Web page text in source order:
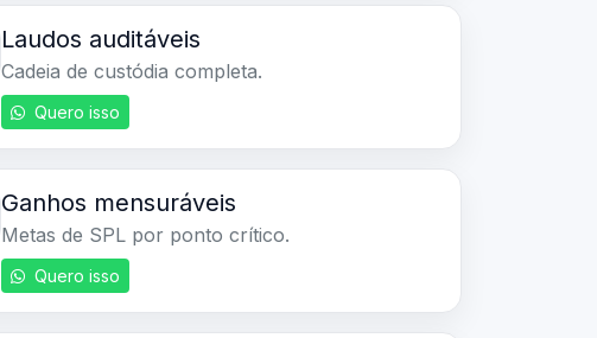
Laudos auditáveis
Cadeia de custódia completa.
Ganhos mensuráveis
Metas de SPL por ponto crítico.